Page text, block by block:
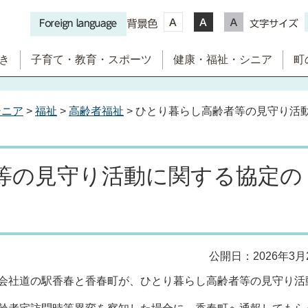
子育て・教育・スポーツ 健康・福祉・シニア 町
ア > 福祉 > 高齢者福祉 > ひとり暮らし高齢者等の見守り活
の見守り活動に関する協定の
公開日：2026年3
社道の駅香春と香春町が、ひとり暮らし高齢者等の見守り活